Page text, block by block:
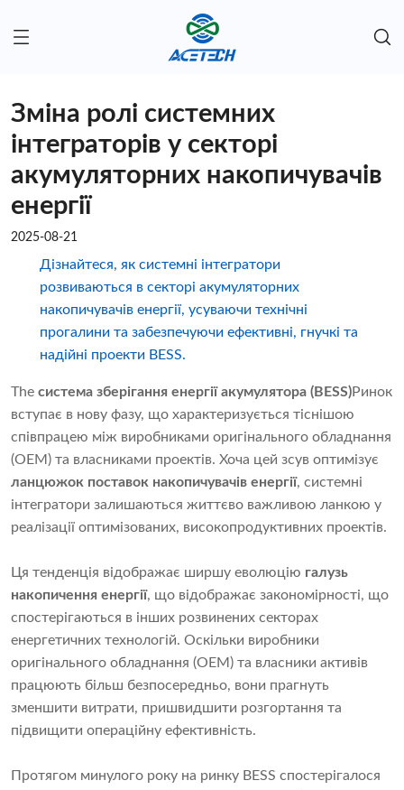
Зміна ролі системних
інтеграторів у секторі
акумуляторних накопичувачів
енергії
2025-08-21
Дізнайтеся, як системні інтегратори
розвиваються в секторі акумуляторних
накопичувачів енергії, усуваючи технічні
прогалини та забезпечуючи ефективні, гнучкі та
надійні проекти BESS.
The система зберігання енергії акумулятора (BESS)Ринок
вступає в нову фазу, що характеризується тіснішою
співпрацею між виробниками оригінального обладнання
(OEM) та власниками проектів. Хоча цей зсув оптимізує
ланцюжок поставок накопичувачів енергії, системні
інтегратори залишаються життєво важливою ланкою у
реалізації оптимізованих, високопродуктивних проектів.
Ця тенденція відображає ширшу еволюцію галузь
накопичення енергії, що відображає закономірності, що
спостерігаються в інших розвинених секторах
енергетичних технологій. Оскільки виробники
оригінального обладнання (OEM) та власники активів
працюють більш безпосередньо, вони прагнуть
зменшити витрати, пришвидшити розгортання та
підвищити операційну ефективність.
Протягом минулого року на ринку BESS спостерігалося